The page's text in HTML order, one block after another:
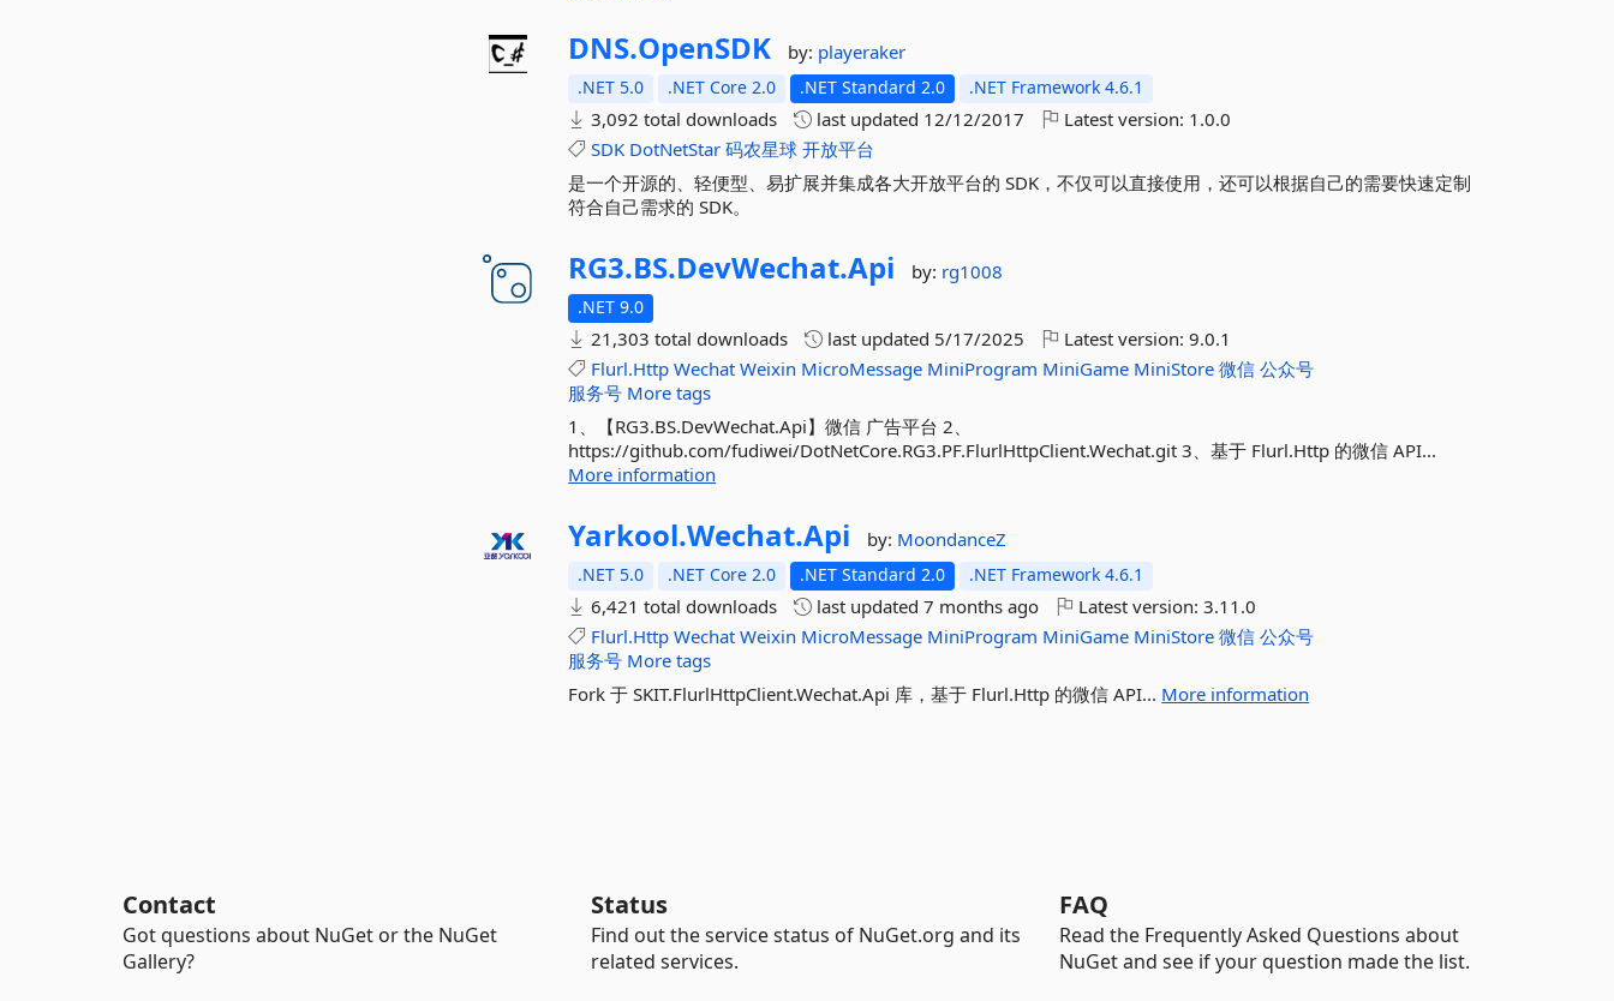
DNS.OpenSDK by: playeraker
.NET 5.0 .NET Core 2.0 .NET Standard 2.0 .NET Framework 4.6.1
3,092 total downloads last updated 12/12/2017 Latest version: 1.0.0
SDK DotNetStar 码农星球 开放平台
是一个开源的、轻便型、易扩展并集成各大开放平台的 SDK，不仅可以直接使用，还可以根据自己的需要快速定制
符合自己需求的 SDK。
RG3.BS.DevWechat.Api by: rg1008
.NET 9.0
21,303 total downloads last updated 5/17/2025 Latest version:9.0.1
Flurl.Http Wechat Weixin MicroMessage MiniProgram MiniGame MiniStore 微信 公众号
服务号 More tags
1、【RG3.BS.DevWechat.Api】微信 广告平台 2、
https://github.com/fudiwei/DotNetCore.RG3.PF.FlurlHttpClient.Wechat.git 3、基于 Flurl.Http 的微信 API...
More information
Yarkool.Wechat.Api by: MoondanceZ
.NET 5.0 .NET Core 2.0 .NET Standard 2.0 .NET Framework 4.6.1
6,421 total downloads last updated7 months ago Latest version:3.11.0
Flurl.Http Wechat Weixin MicroMessage MiniProgram MiniGame MiniStore 微信 公众号
服务号 More tags
Fork 于 SKIT.FlurlHttpClient.Wechat.Api 库，基于 Flurl.Http 的微信 API... More information
Contact
Got questions about NuGet or the NuGet
Gallery?
Status
Find out the service status of NuGet.org and its
related services.
FAQ
Read the Frequently Asked Questions about
NuGet and see if your question made the list.